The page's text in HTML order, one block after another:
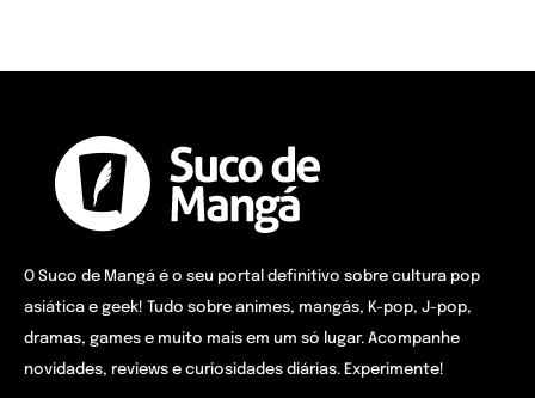
O Suco de Mangá é o seu portal definitivo sobre cultura pop
asiática e geek! Tudo sobre animes, mangás, K-pop, J-pop,
dramas, games e muito mais em um só lugar. Acompanhe
novidades, reviews e curiosidades diárias. Experimente!